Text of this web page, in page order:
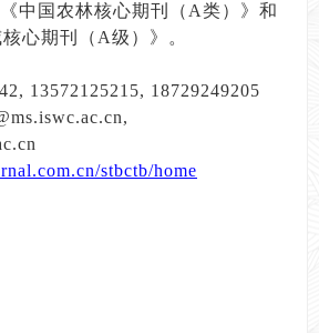
中国农林核心期刊（A类）》和
心期刊（A级）》。
13572125215, 18729249205
stbctb/home